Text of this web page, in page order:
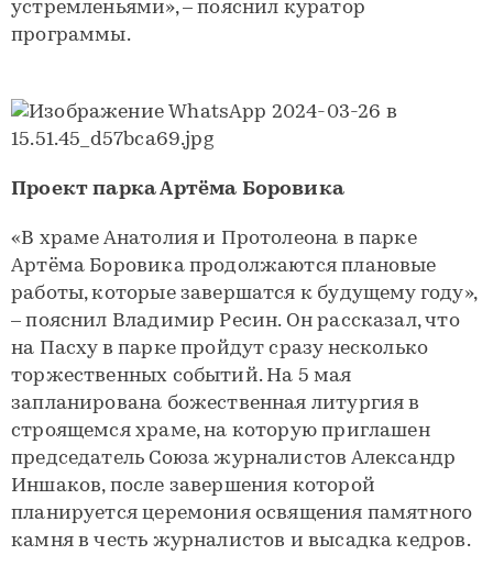
устремленьями», – пояснил куратор
программы.
Проект парка Артёма Боровика
«В храме Анатолия и Протолеона в парке
Артёма Боровика продолжаются плановые
работы, которые завершатся к будущему году»,
– пояснил Владимир Ресин. Он рассказал, что
на Пасху в парке пройдут сразу несколько
торжественных событий. На 5 мая
запланирована божественная литургия в
строящемся храме, на которую приглашен
председатель Союза журналистов Александр
Иншаков, после завершения которой
планируется церемония освящения памятного
камня в честь журналистов и высадка кедров.